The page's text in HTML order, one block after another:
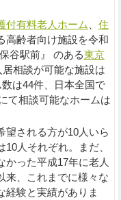
付有料老人ホーム
住
高齢者向け施設を令和
谷駅前』 のある東京
相談が可能な施設は
は44件、日本全国で
て相談可能なホームは
される方が10人いら
人それぞれ。まだ、
かった平成17年に老人
来、これまでに様々な
経験と実績がありま